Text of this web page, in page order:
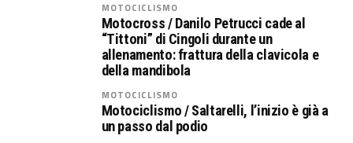
MOTOCICLISMO
Motocross / Danilo Petrucci cade al
“Tittoni” di Cingoli durante un
allenamento: frattura della clavicola e
della mandibola
MOTOCICLISMO
Motociclismo / Saltarelli, l’inizio è già a
un passo dal podio